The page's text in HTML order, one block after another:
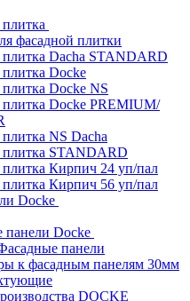
фасадной плитки
плитка Dacha STANDARD
Docke
Docke NS
плитка Docke PREMIUM/
NS Dacha
плитка STANDARD
плитка Кирпич 24 уп/пал
плитка Кирпич 56 уп/пал
Docke
панели Docke
панели
к фасадным панелям 30мм
DOCKE